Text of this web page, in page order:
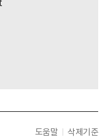
도움말 삭제기준